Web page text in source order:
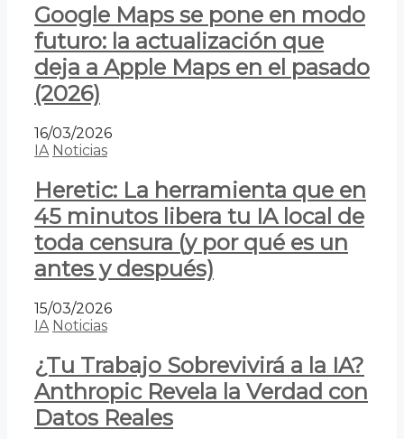
Google Maps se pone en modo
futuro: la actualización que
deja a Apple Maps en el pasado
(2026)
16/03/2026
IA Noticias
Heretic: La herramienta que en
45 minutos libera tu IA local de
toda censura (y por qué es un
antes y después)
15/03/2026
IA Noticias
¿Tu Trabajo Sobrevivirá a la IA?
Anthropic Revela la Verdad con
Datos Reales